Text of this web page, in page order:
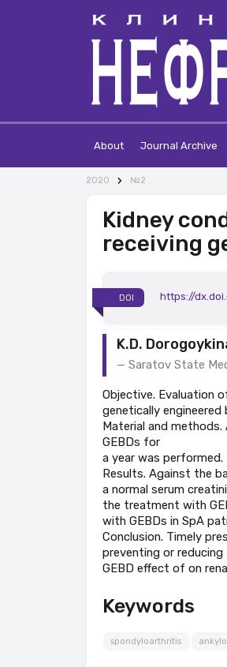
About Journal Archive
2020 №2
Kidney
receiving
DOI https://
K.D.
Saratov State
Objective. Evaluation
genetically engineered
Material and
GEBDs for
a year was performed.
Results. Against the
a normal serum
the treatment with
with GEBDs in SpA
Conclusion. Timely
preventing or
GEBD effect of on
Keywords
spondyloarthritis